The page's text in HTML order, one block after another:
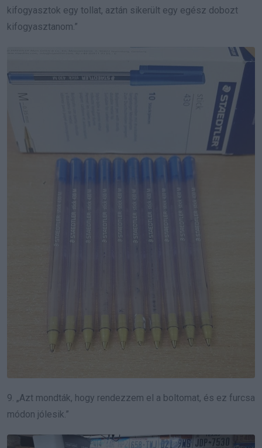
kifogyasztok egy tollat, aztán sikerült egy egész dobozt
kifogyasztanom.”
9. „Azt mondták, hogy rendezzem el a boltomat, és ez furcsa
módon jólesik.”